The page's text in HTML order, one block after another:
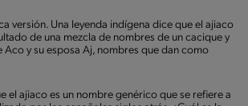
versión. Una leyenda indígena dice que el ajiaco
de una mezcla de nombres de un cacique y
Aco y su esposa Aj, nombres que dan como
el ajiaco es un nombre genérico que se refiere a